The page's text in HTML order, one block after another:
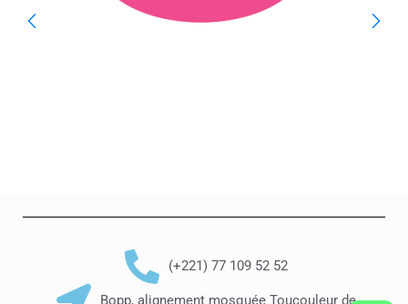
(+221) 77 109 52 52
Bopp, alignement mosquée Toucouleur de